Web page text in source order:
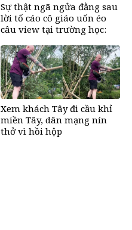
Sự thật ngã ngửa đằng sau
lời tố cáo cô giáo uốn éo
câu view tại trường học:
đồng mạng xót xa
Xem khách Tây đi cầu khỉ
miền Tây, dân mạng nín
thở vì hồi hộp